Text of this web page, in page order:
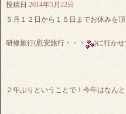
投稿日 2014年5月22日
５月１２日から１５日までお休みを頂
研修旅行(慰安旅行・・・ )に行か
２年ぶりということで！今年はなん